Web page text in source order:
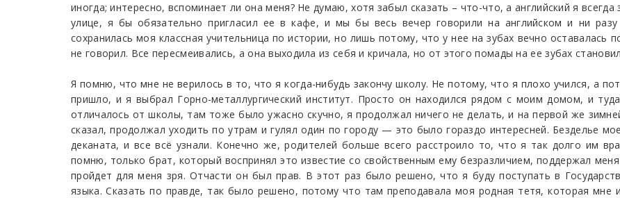
иногда; интересно, вспоминает ли она меня? Не думаю, хотя забыл сказать – что-что, а английский я всегда
улице, я бы обязательно пригласил ее в кафе, и мы бы весь вечер говорили на английском и ни
сохранилась моя классная учительница по истории, но лишь потому, что у нее на зубах вечно оставалась
не говорил. Все пересмеивались, а она выходила из себя и кричала, но от этого помады на ее зубах
Я помню, что мне не верилось в то, что я когда-нибудь закончу школу. Не потому, что я плохо учился, а
пришло, и я выбрал Горно-металлургический институт. Просто он находился рядом с моим домом, и
отличалось от школы, там тоже было ужасно скучно, я продолжал ничего не делать, и на первой же
сказал, продолжал уходить по утрам и гулял один по городу — это было гораздо интересней. Безделье
деканата, и все всё узнали. Конечно же, родителей больше всего расстроило то, что я так долго им
помню, только брат, который воспринял это известие со свойственным ему безразличием, поддержал
пройдет для меня зря. Отчасти он был прав. В этот раз было решено, что я буду поступать в
языка. Сказать по правде, так было решено, потому что там преподавала моя родная тетя, которая